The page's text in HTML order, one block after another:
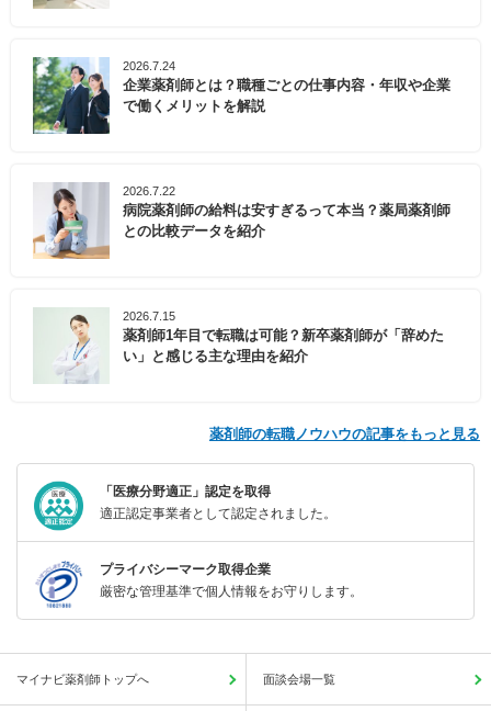
2026.7.24
企業薬剤師とは？職種ごとの仕事内容・年収や企業
で働くメリットを解説
2026.7.22
病院薬剤師の給料は安すぎるって本当？薬局薬剤師
との比較データを紹介
2026.7.15
薬剤師1年目で転職は可能？新卒薬剤師が「辞めた
い」と感じる主な理由を紹介
薬剤師の転職ノウハウの記事をもっと見る
「医療分野適正」認定を取得
適正認定事業者として認定されました。
プライバシーマーク取得企業
厳密な管理基準で個人情報をお守りします。
マイナビ薬剤師トップへ 面談会場一覧